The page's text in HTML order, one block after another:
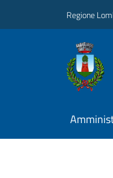
Regione